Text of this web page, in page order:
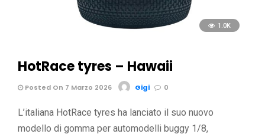
1.0K
HotRace tyres – Hawaii
Posted On 7 Marzo 2026 Gigi 0
L’italiana HotRace tyres ha lanciato il suo nuovo
modello di gomma per automodelli buggy 1/8,